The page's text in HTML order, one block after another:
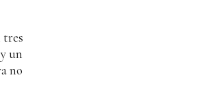
tres
un
no